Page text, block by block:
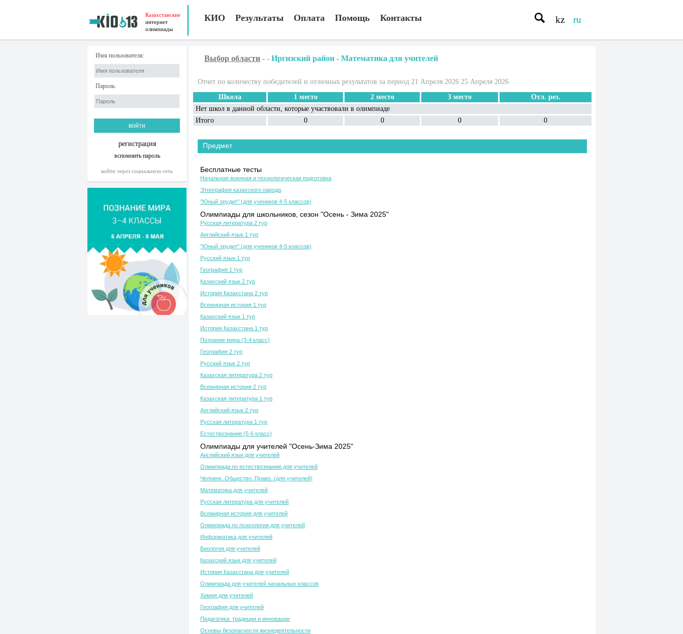
Казахстанские
интернет
олимпиады
КИО Результаты Оплата Помощь Контакты kz ru
Имя пользователя:
Пароль:
регистрация
вспомнить пароль
войти через социальную сеть
Выбор области - - Иргизский район - Математика для учителей
Отчет по количеству победителей и отличных результатов за период 21 Апреля 2026 25 Апреля 2026
Школа
1 место 2 место 3 место
Отл. рез.
Нет школ в данной области, которые участвовали в олимпиаде
Итого
0 0 0 0
Предмет
Бесплатные тесты
Начальная военная и технологическая подготовка
Этнография казахского народа
"Юный эрудит" (для учеников 4-5 классов)
Олимпиады для школьников, сезон "Осень - Зима 2025"
Русская литература 2 тур
Английский язык 1 тур
"Юный эрудит" (для учеников 4-5 классов)
Русский язык 1 тур
География 1 тур
Казахский язык 2 тур
История Казахстана 2 тур
Всемирная история 1 тур
Казахский язык 1 тур
История Казахстана 1 тур
Познание мира (3-4 класс)
География 2 тур
Русский язык 2 тур
Казахская литература 2 тур
Всемирная история 2 тур
Казахская литература 1 тур
Английский язык 2 тур
Русская литература 1 тур
Естествознание (5-6 класс)
Олимпиады для учителей "Осень-Зима 2025"
Английский язык для учителей
Олимпиада по естествознанию для учителей
Человек. Общество. Право. (для учителей)
Математика для учителей
Русская литература для учителей
Всемирная история для учителей
Олимпиада по психологии для учителей
Информатика для учителей
Биология для учителей
Казахский язык для учителей
История Казахстана для учителей
Олимпиада для учителей начальных классов
Химия для учителей
География для учителей
Педагогика: традиции и инновации
Основы безопасности жизнедеятельности